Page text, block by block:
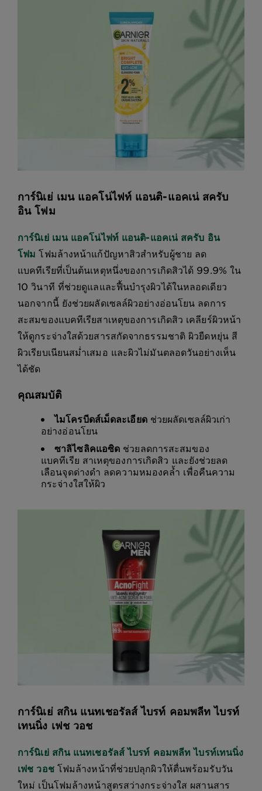
การ์นิเย่ เมน แอคโน่ไฟท์ แอนติ-แอคเน่ สครับ
อิน โฟม
การ์นิเย่ เมน แอคโน่ไฟท์ แอนติ-แอคเน่ สครับ อิน
โฟม โฟมล้างหน้าแก้ปัญหาสิวสำหรับผู้ชาย ลด
แบคทีเรียที่เป็นต้นเหตุหนึ่งของการเกิดสิวได้ 99.9% ใน
10 วินาที ที่ช่วยดูแลและฟื้นบำรุงผิวได้ในหลอดเดียว
นอกจากนี้ ยังช่วยผลัดเซลล์ผิวอย่างอ่อนโยน ลดการ
สะสมของแบคทีเรียสาเหตุของการเกิดสิว เคลียร์ผิวหน้า
ให้ดูกระจ่างใสด้วยสารสกัดจากธรรมชาติ ผิวยืดหยุ่น สี
ผิวเรียบเนียนสม่ำเสมอ และผิวไม่มันตลอดวันอย่างเห็น
ได้ชัด
คุณสมบัติ
ไมโครบีดส์เม็ดละเอียดช่วยผลัดเซลล์ผิวเก่า
อย่างอ่อนโยน
ซาลิไซลิคแอซิด ช่วยลดการสะสมของ
แบคทีเรีย สาเหตุของการเกิดสิว และยังช่วยลด
เลือนจุดด่างดำ ลดความหมองคล้ำ เพื่อคืนความ
กระจ่างใสให้ผิว
การ์นิเย่ สกิน แนทเชอรัลส์ ไบรท์ คอมพลีท ไบรท์
เทนนิ่ง เฟช วอช
การ์นิเย่ สกิน แนทเชอรัลส์ ไบรท์ คอมพลีท ไบรท์เทนนิ่ง
เฟช วอชโฟมล้างหน้าที่ช่วยปลุกผิวให้ตื่นพร้อมรับวัน
ใหม่ เป็นโฟมล้างหน้าสูตรสว่างกระจ่างใส ผสานสาร